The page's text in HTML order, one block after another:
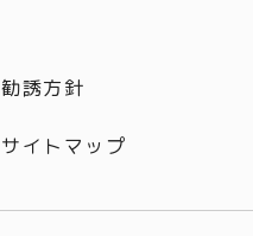
勧誘方針
サイトマップ